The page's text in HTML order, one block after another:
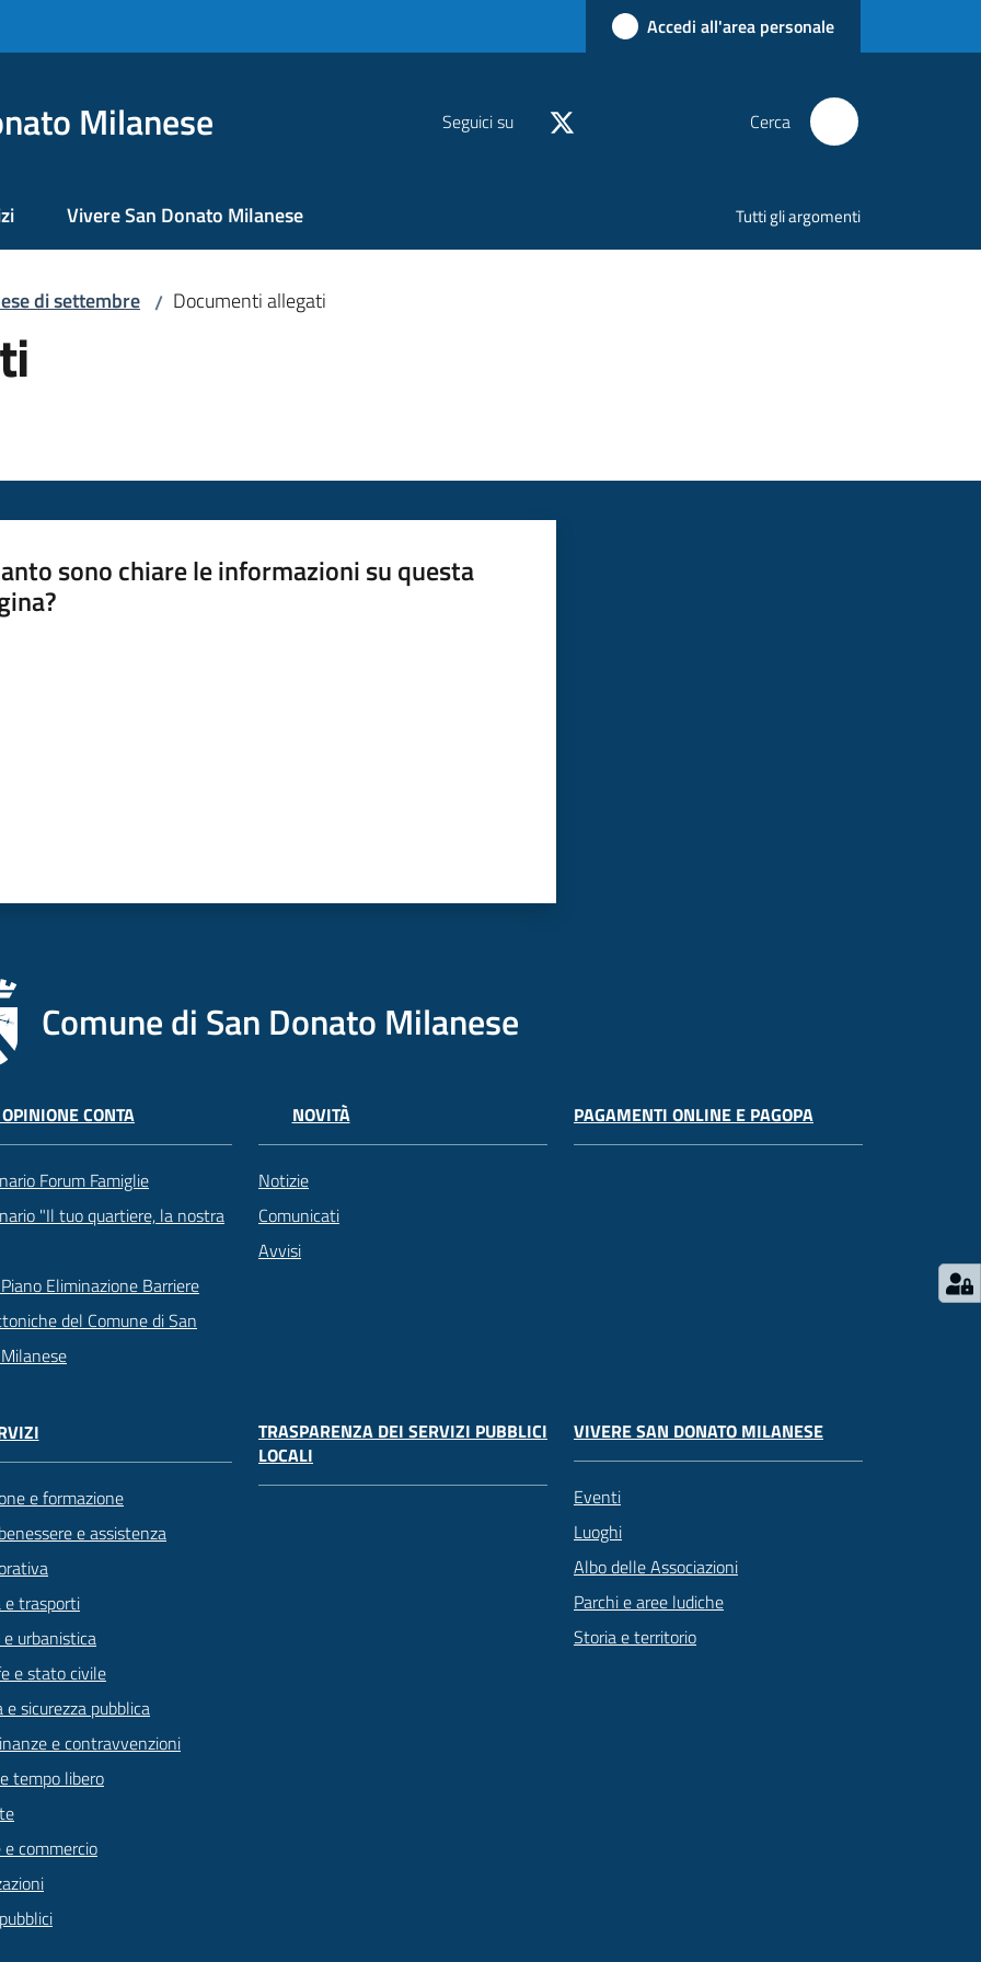
Accedi all'area personale
Milanese Seguici su Cerca
Vivere San Donato Milanese Tutti gli argomenti
di settembre / Documenti allegati
sono chiare le informazioni su questa
Comune di San Donato Milanese
CONTA
Forum Famiglie
"Il tuo quartiere, la nostra
Eliminazione Barriere
del Comune di San
NOVITÀ
Notizie
Comunicati
Avvisi
PAGAMENTI ONLINE E PAGOPA
e formazione
e assistenza
e trasporti
urbanistica
e stato civile
e sicurezza pubblica
e contravvenzioni
tempo libero
e commercio
TRASPARENZA DEI SERVIZI PUBBLICI
LOCALI
VIVERE SAN DONATO MILANESE
Eventi
Luoghi
Albo delle Associazioni
Parchi e aree ludiche
Storia e territorio